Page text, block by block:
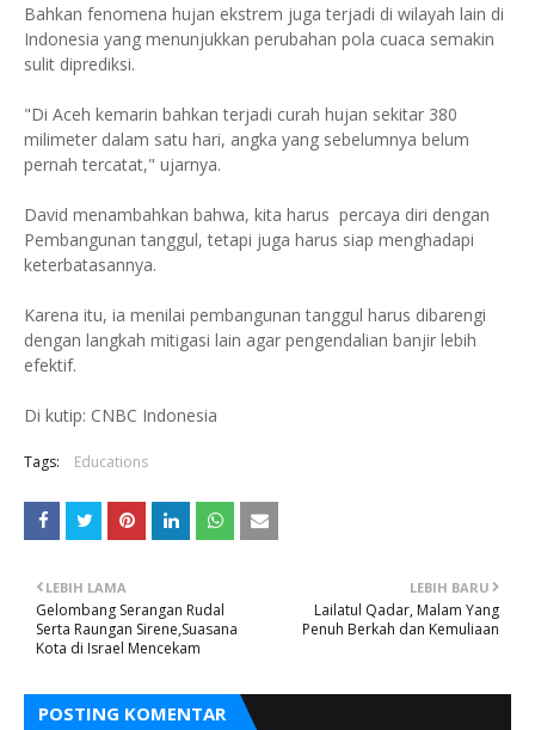
Bahkan fenomena hujan ekstrem juga terjadi di wilayah lain di
Indonesia yang menunjukkan perubahan pola cuaca semakin
sulit diprediksi.
"Di Aceh kemarin bahkan terjadi curah hujan sekitar 380
milimeter dalam satu hari, angka yang sebelumnya belum
pernah tercatat," ujarnya.
David menambahkan bahwa, kita harus percaya diri dengan
Pembangunan tanggul, tetapi juga harus siap menghadapi
keterbatasannya.
Karena itu, ia menilai pembangunan tanggul harus dibarengi
dengan langkah mitigasi lain agar pengendalian banjir lebih
efektif.
Di kutip: CNBC Indonesia
Tags: Educations
LEBIH BARU
Lailatul Qadar, Malam Yang
Penuh Berkah dan Kemuliaan
LEBIH LAMA
Gelombang Serangan Rudal
Serta Raungan Sirene,Suasana
Kota di Israel Mencekam
POSTING KOMENTAR